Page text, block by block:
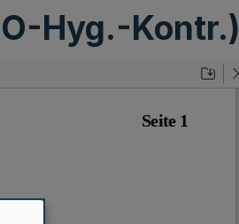
Hyg.-Kontr.)